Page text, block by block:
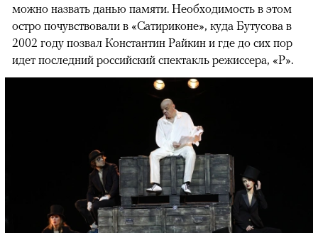
можно назвать данью памяти. Необходимость в этом
остро почувствовали в «Сатириконе», куда Бутусова в
2002 году позвал Константин Райкин и где до сих пор
идет последний российский спектакль режиссера, «Р».